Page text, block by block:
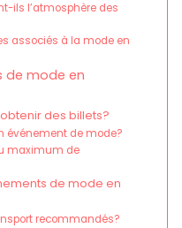
ils l’atmosphère des
associés à la mode en
de mode en
des billets?
événement de mode?
maximum de
de mode en
recommandés?